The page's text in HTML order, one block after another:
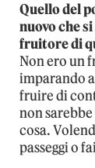
Quello del
nuovo che
fruitore di
Non ero un
imparando
fruire di
non
cosa.
passeggi o